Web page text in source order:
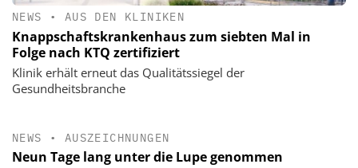
NEWS • AUS DEN KLINIKEN
Knappschaftskrankenhaus zum siebten Mal in
Folge nach KTQ zertifiziert
Klinik erhält erneut das Qualitätssiegel der
Gesundheitsbranche
NEWS • AUSZEICHNUNGEN
Neun Tage lang unter die Lupe genommen